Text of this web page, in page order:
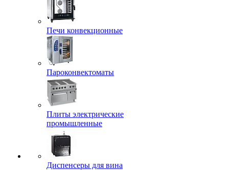
Печи конвекционные
Пароконвектоматы
Плиты электрические
промышленные
Диспенсеры для вина